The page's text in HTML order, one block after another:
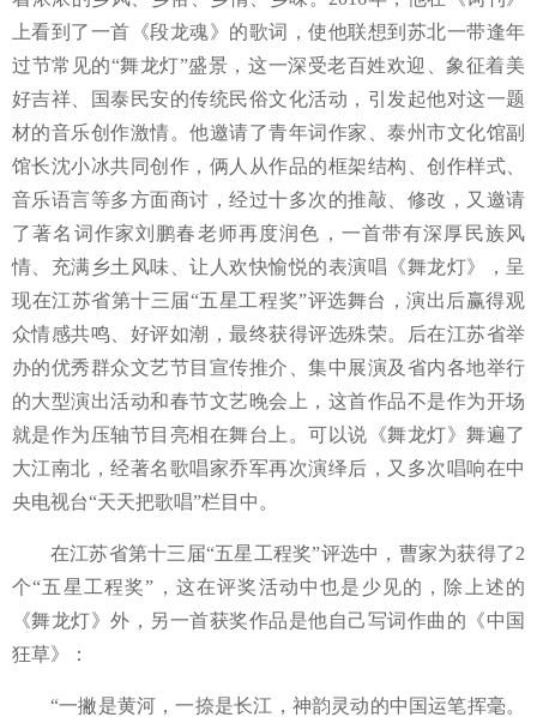
上看到了一首《段龙魂》的歌词，使他联想到苏北一带逢年
过节常见的“舞龙灯”盛景，这一深受老百姓欢迎、象征着美
好吉祥、国泰民安的传统民俗文化活动 ，引发起他对这一题
材的音乐创作激情。他邀请了青年词作家、泰州市文化馆副
馆长沈小冰共同创作，俩人从作品的框架结构、创作样式、
音乐语言等多方面商讨，经过十多次的推敲、修改，又邀请
了著名词作家刘鹏春老师再度润色，一首带有深厚民族风
情、充满乡土风味、让人欢快愉悦的表演唱《舞龙灯》，呈
现在江苏省第十三届“五星工程奖”评选舞台，演出后赢得观
众情感共鸣、好评如潮，最终获得评选殊荣。后在江苏省举
办的优秀群众文艺节目宣传推介、集中展演及省内各地举行
的大型演出活动和春节文艺晚会上，这首作品不是作为开场
就是作为压轴节目亮相在舞台上。可以说《舞龙灯》舞遍了
大江南北，经著名歌唱家乔军再次演绎后，又多次唱响在中
央电视台“天天把歌唱”栏目中。
在江苏省第十三届“五星工程奖”评选中， 曹家为获得了2
个“五星工程奖”，这在评奖活动中也是少见的，除上述的
《舞龙灯》外，另一首获奖作品是他自己写词作曲的 《中国
狂草》：
“一撇是黄河，一捺是长江，神韵灵动的中国运笔挥毫。